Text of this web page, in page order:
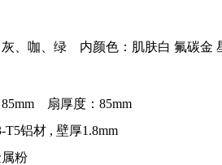
、咖、绿 内颜色：肌肤白 氟碳金
扇厚度：85mm
T5铝材 , 壁厚1.8mm
粉